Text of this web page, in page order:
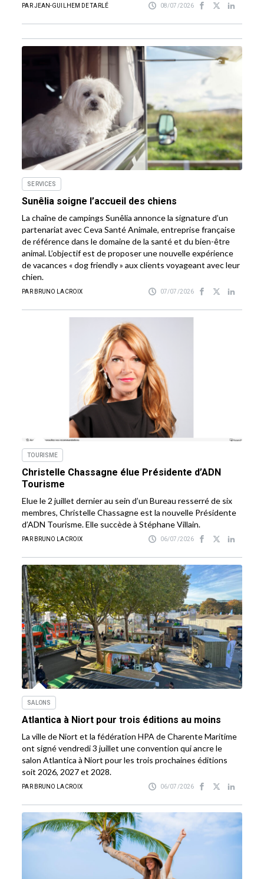
PAR JEAN-GUILHEM DE TARLÉ 08/07/2026
SERVICES
Sunêlia soigne l’accueil des chiens
La chaîne de campings Sunêlia annonce la signature d’un
partenariat avec Ceva Santé Animale, entreprise française
de référence dans le domaine de la santé et du bien-être
animal. L’objectif est de proposer une nouvelle expérience
de vacances « dog friendly » aux clients voyageant avec leur
chien.
PAR BRUNO LACROIX 07/07/2026
TOURISME
Christelle Chassagne élue Présidente d’ADN
Tourisme
Elue le 2 juillet dernier au sein d’un Bureau resserré de six
membres, Christelle Chassagne est la nouvelle Présidente
d’ADN Tourisme. Elle succède à Stéphane Villain.
PAR BRUNO LACROIX 06/07/2026
SALONS
Atlantica à Niort pour trois éditions au moins
La ville de Niort et la fédération HPA de Charente Maritime
ont signé vendredi 3 juillet une convention qui ancre le
salon Atlantica à Niort pour les trois prochaines éditions
soit 2026, 2027 et 2028.
PAR BRUNO LACROIX 06/07/2026